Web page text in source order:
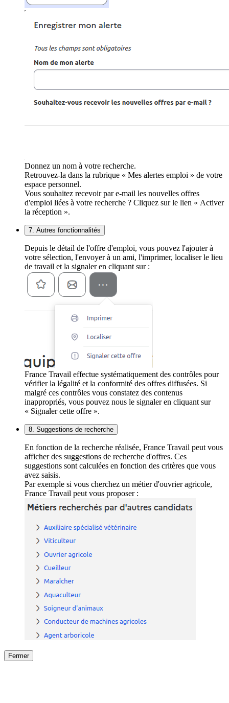
Donnez un nom à votre recherche.
Retrouvez-la dans la rubrique « Mes alertes emploi » de votre
espace personnel.
Vous souhaitez recevoir par e-mail les nouvelles offres
d'emploi liées à votre recherche ? Cliquez sur le lien « Activer
la réception ».
7. Autres fonctionnalités
Depuis le détail de l'offre d'emploi, vous pouvez l'ajouter à
votre sélection, l'envoyer à un ami, l'imprimer, localiser le lieu
de travail et la signaler en cliquant sur :
France Travail effectue systématiquement des contrôles pour
vérifier la légalité et la conformité des offres diffusées. Si
malgré ces contrôles vous constatez des contenus
inappropriés, vous pouvez nous le signaler en cliquant sur
« Signaler cette offre ».
8. Suggestions de recherche
En fonction de la recherche réalisée, France Travail peut vous
afficher des suggestions de recherche d'offres. Ces
suggestions sont calculées en fonction des critères que vous
avez saisis.
Par exemple si vous cherchez un métier d'ouvrier agricole,
France Travail peut vous proposer :
Fermer